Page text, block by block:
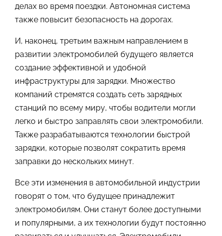
делах во время поездки. Автономная система
также повысит безопасность на дорогах.
И, наконец, третьим важным направлением в
развитии электромобилей будущего является
создание эффективной и удобной
инфраструктуры для зарядки. Множество
компаний стремятся создать сеть зарядных
станций по всему миру, чтобы водители могли
легко и быстро заправлять свои электромобили.
Также разрабатываются технологии быстрой
зарядки, которые позволят сократить время
заправки до нескольких минут.
Все эти изменения в автомобильной индустрии
говорят о том, что будущее принадлежит
электромобилям. Они станут более доступными
и популярными, а их технологии будут постоянно